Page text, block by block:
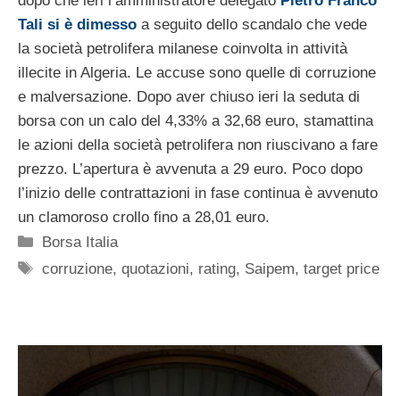
Tali si è dimesso a seguito dello scandalo che vede
la società petrolifera milanese coinvolta in attività
illecite in Algeria. Le accuse sono quelle di corruzione
e malversazione. Dopo aver chiuso ieri la seduta di
borsa con un calo del 4,33% a 32,68 euro, stamattina
le azioni della società petrolifera non riuscivano a fare
prezzo. L’apertura è avvenuta a 29 euro. Poco dopo
l’inizio delle contrattazioni in fase continua è avvenuto
un clamoroso crollo fino a 28,01 euro.
Categorie
Borsa Italia
Tag
corruzione,quotazioni, rating, Saipem,target price